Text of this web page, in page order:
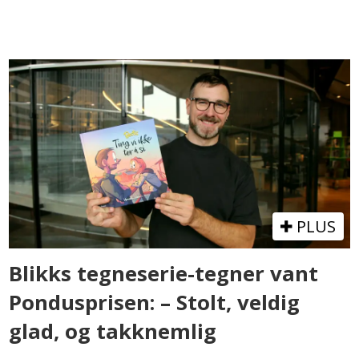
PLUS
Blikks tegneserie-tegner vant
Pondusprisen: – Stolt, veldig
glad, og takknemlig